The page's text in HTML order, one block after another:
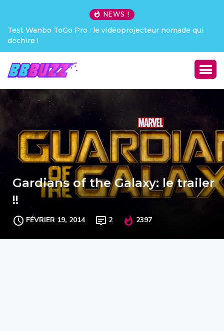
NEWS !
Test Wanbo ToGo Pro : le vidéoprojecteur nomade qui
déchire !
Gardians of the Galaxy: le trailer
!!
FÉVRIER 19, 2014 2 2397